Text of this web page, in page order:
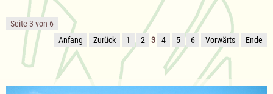
Seite 3 von 6
Anfang
Zurück 1 2 3 4 5 6 Vorwärts Ende